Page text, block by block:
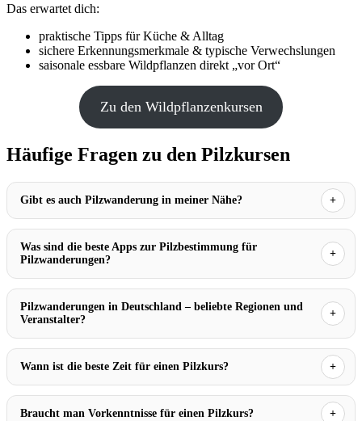
Das erwartet dich:
praktische Tipps für Küche & Alltag
sichere Erkennungsmerkmale & typische Verwechslungen
saisonale essbare Wildpflanzen direkt „vor Ort“
Zu den Wildpflanzenkursen
Häufige Fragen zu den Pilzkursen
Gibt es auch Pilzwanderung in meiner Nähe?
Was sind die beste Apps zur Pilzbestimmung für
Pilzwanderungen?
Pilzwanderungen in Deutschland – beliebte Regionen und
Veranstalter?
Wann ist die beste Zeit für einen Pilzkurs?
Braucht man Vorkenntnisse für einen Pilzkurs?